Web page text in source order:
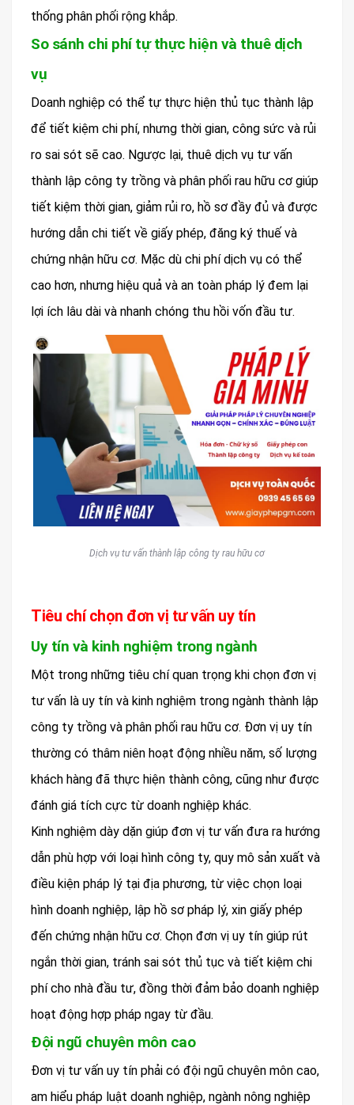
thống phân phối rộng khắp.
So sánh chi phí tự thực hiện và thuê dịch
vụ
Doanh nghiệp có thể tự thực hiện thủ tục thành lập
để tiết kiệm chi phí, nhưng thời gian, công sức và rủi
ro sai sót sẽ cao. Ngược lại, thuê dịch vụ tư vấn
thành lập công ty trồng và phân phối rau hữu cơ giúp
tiết kiệm thời gian, giảm rủi ro, hồ sơ đầy đủ và được
hướng dẫn chi tiết về giấy phép, đăng ký thuế và
chứng nhận hữu cơ. Mặc dù chi phí dịch vụ có thể
cao hơn, nhưng hiệu quả và an toàn pháp lý đem lại
lợi ích lâu dài và nhanh chóng thu hồi vốn đầu tư.
Dịch vụ tư vấn thành lập công ty rau hữu cơ
Tiêu chí chọn đơn vị tư vấn uy tín
Uy tín và kinh nghiệm trong ngành
Một trong những tiêu chí quan trọng khi chọn đơn vị
tư vấn là uy tín và kinh nghiệm trong ngành thành lập
công ty trồng và phân phối rau hữu cơ. Đơn vị uy tín
thường có thâm niên hoạt động nhiều năm, số lượng
khách hàng đã thực hiện thành công, cũng như được
đánh giá tích cực từ doanh nghiệp khác.
Kinh nghiệm dày dặn giúp đơn vị tư vấn đưa ra hướng
dẫn phù hợp với loại hình công ty, quy mô sản xuất và
điều kiện pháp lý tại địa phương, từ việc chọn loại
hình doanh nghiệp, lập hồ sơ pháp lý, xin giấy phép
đến chứng nhận hữu cơ. Chọn đơn vị uy tín giúp rút
ngắn thời gian, tránh sai sót thủ tục và tiết kiệm chi
phí cho nhà đầu tư, đồng thời đảm bảo doanh nghiệp
hoạt động hợp pháp ngay từ đầu.
Đội ngũ chuyên môn cao
Đơn vị tư vấn uy tín phải có đội ngũ chuyên môn cao,
am hiểu pháp luật doanh nghiệp, ngành nông nghiệp